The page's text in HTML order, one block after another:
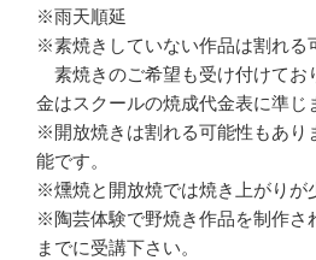
※雨天順延
※素焼きしていない作品は割れる
素焼きのご希望も受け付けてお
金はスクールの焼成代金表に準じ
※開放焼きは割れる可能性もあり
能です。
※燻焼と開放焼では焼き上がりが
※陶芸体験で野焼き作品を制作さ
までに受講下さい。